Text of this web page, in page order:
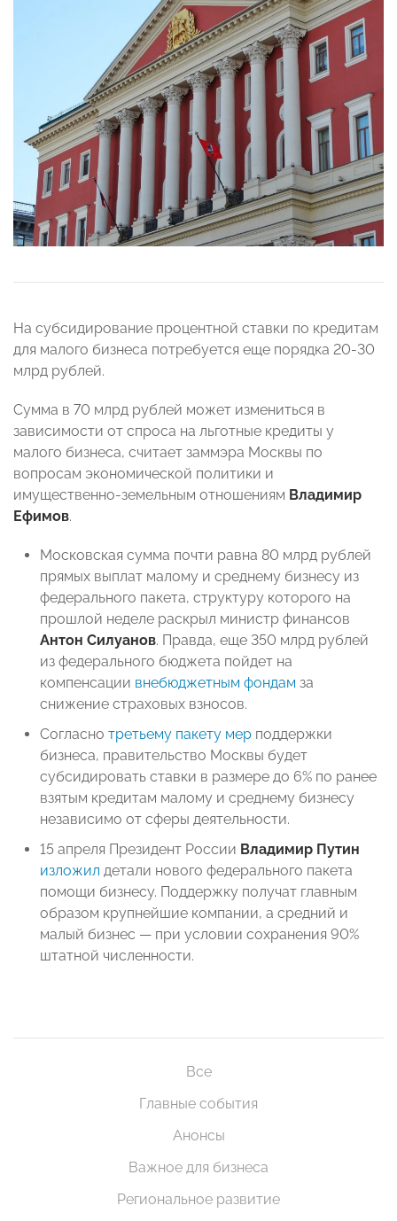
На субсидирование процентной ставки по кредитам
для малого бизнеса потребуется еще порядка 20-30
млрд рублей.
Сумма в 70 млрд рублей может измениться в
зависимости от спроса на льготные кредиты у
малого бизнеса, считает заммэра Москвы по
вопросам экономической политики и
имущественно-земельным отношениям Владимир
Ефимов.
Московская сумма почти равна 80 млрд рублей
прямых выплат малому и среднему бизнесу из
федерального пакета, структуру которого на
прошлой неделе раскрыл министр финансов
Антон Силуанов. Правда, еще 350 млрд рублей
из федерального бюджета пойдет на
компенсации внебюджетным фондам за
снижение страховых взносов.
Согласно третьему пакету мер поддержки
бизнеса, правительство Москвы будет
субсидировать ставки в размере до 6% по ранее
взятым кредитам малому и среднему бизнесу
независимо от сферы деятельности.
15 апреля Президент России Владимир Путин
изложил детали нового федерального пакета
помощи бизнесу. Поддержку получат главным
образом крупнейшие компании, а средний и
малый бизнес — при условии сохранения 90%
штатной численности.
Все
Главные события
Анонсы
Важное для бизнеса
Региональное развитие